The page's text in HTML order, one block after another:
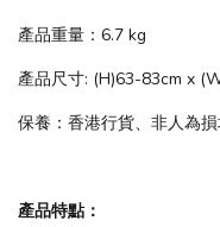
產品重量：6.7 kg
產品尺寸: (H)63-83cm x
保養：香港行貨、非人為
產品特點：